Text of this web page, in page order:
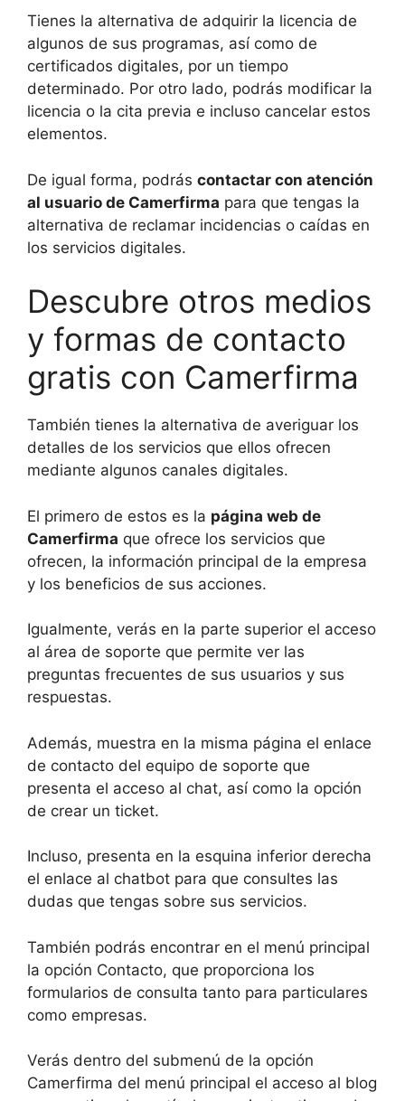
Tienes la alternativa de adquirir la licencia de
algunos de sus programas, así como de
certificados digitales, por un tiempo
determinado. Por otro lado, podrás modificar la
licencia o la cita previa e incluso cancelar estos
elementos.
De igual forma, podrás contactar con atención
al usuario de Camerfirma para que tengas la
alternativa de reclamar incidencias o caídas en
los servicios digitales.
Descubre otros medios
y formas de contacto
gratis con Camerfirma
También tienes la alternativa de averiguar los
detalles de los servicios que ellos ofrecen
mediante algunos canales digitales.
El primero de estos es la página web de
Camerfirma que ofrece los servicios que
ofrecen, la información principal de la empresa
y los beneficios de sus acciones.
Igualmente, verás en la parte superior el acceso
al área de soporte que permite ver las
preguntas frecuentes de sus usuarios y sus
respuestas.
Además, muestra en la misma página el enlace
de contacto del equipo de soporte que
presenta el acceso al chat, así como la opción
de crear un ticket.
Incluso, presenta en la esquina inferior derecha
el enlace al chatbot para que consultes las
dudas que tengas sobre sus servicios.
También podrás encontrar en el menú principal
la opción Contacto, que proporciona los
formularios de consulta tanto para particulares
como empresas.
Verás dentro del submenú de la opción
Camerfirma del menú principal el acceso al blog